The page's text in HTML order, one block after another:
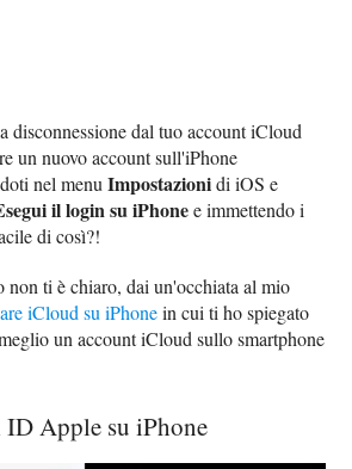
disconnessione dal tuo account iCloud
un nuovo account sull'iPhone
nel menuImpostazionidi iOS e
il login su iPhonee immettendo i
di così?!
non ti è chiaro, dai un'occhiata al mio
iCloud su iPhonein cui ti ho spiegato
un account iCloud sullo smartphone
ID Apple su iPhone